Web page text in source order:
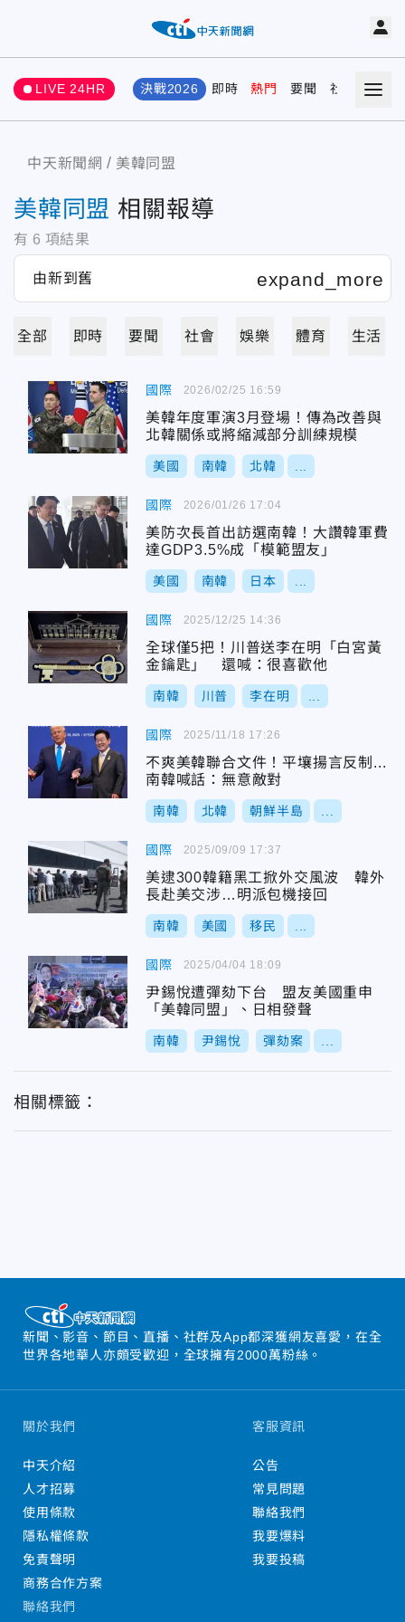
LIVE 24HR 決戰2026 即時 熱門 要聞 社會 娛樂
中天新聞網 美韓同盟
美韓同盟 相關報導
有 6 項結果
全部 即時 要聞 社會 娛樂 體育 生活
國際
美韓年度軍演3月登場！傳為改善與
北韓關係或將縮減部分訓練規模
美國 南韓 北韓
2026/02/25 16:59
國際
美防次長首出訪選南韓！大讚韓軍費
達GDP3.5%成「模範盟友」
美國 南韓 日本
2026/01/26 17:04
國際
全球僅5把！川普送李在明「白宮黃
金鑰匙」 還喊：很喜歡他
南韓 川普 李在明
2025/12/25 14:36
國際
不爽美韓聯合文件！平壤揚言反制...
南韓喊話：無意敵對
南韓 北韓 朝鮮半島
2025/11/18 17:26
國際
美逮300韓籍黑工掀外交風波 韓外
長赴美交涉…明派包機接回
南韓 美國 移民
2025/09/09 17:37
國際
尹錫悅遭彈劾下台 盟友美國重申
「美韓同盟」、日相發聲
南韓 尹錫悅 彈劾案
2025/04/04 18:09
相關標籤：
新聞、影音、節目、直播、社群及App都深獲網友喜愛，在全
世界各地華人亦頗受歡迎，全球擁有2000萬粉絲。
關於我們
中天介紹
人才招募
使用條款
隱私權條款
免責聲明
商務合作方案
客服資訊
公告
常見問題
聯絡我們
我要爆料
我要投稿
聯絡我們